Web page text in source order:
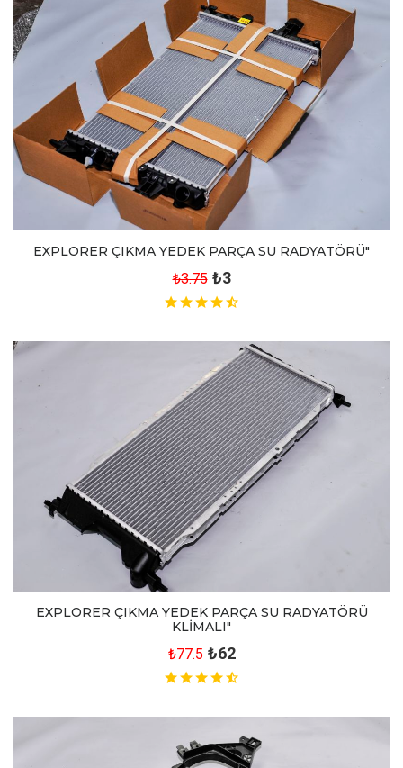
EXPLORER ÇIKMA YEDEK PARÇA SU RADYATÖRÜ"
₺3.75 ₺3
EXPLORER ÇIKMA YEDEK PARÇA SU RADYATÖRÜ
KLİMALI"
₺77.5 ₺62